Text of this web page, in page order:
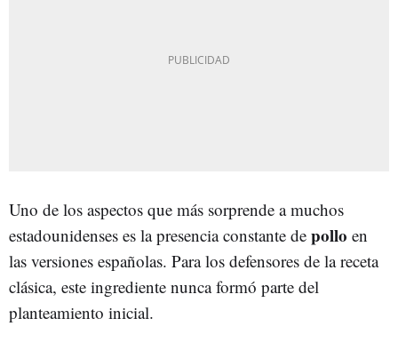
Uno de los aspectos que más sorprende a muchos
estadounidenses es la presencia constante de pollo en
las versiones españolas. Para los defensores de la receta
clásica, este ingrediente nunca formó parte del
planteamiento inicial.